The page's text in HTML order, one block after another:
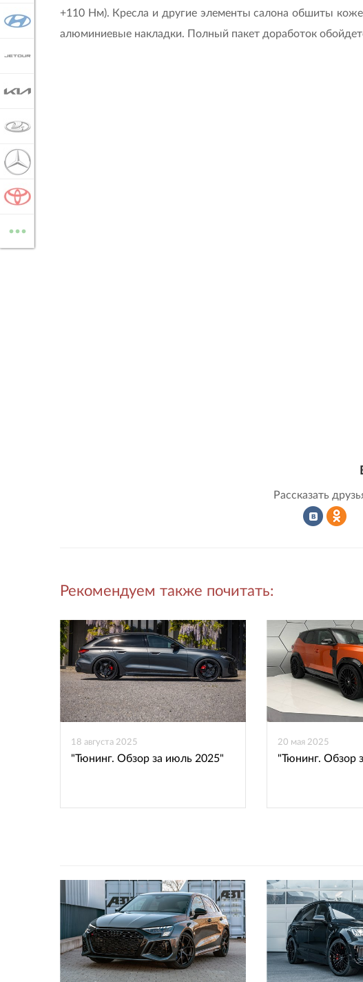
+110 Нм). Кресла и другие элементы салона обшиты
алюминиевые нак­ладки. Полный пакет доработок
Рассказать
ВКонтакте
Рекомендуем также почитать:
18 августа 2025
"Тюнинг. Обзор за июль 2025"
20 мая 2025
"Тюнинг. Обзор
...